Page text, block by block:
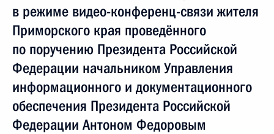
в режиме видео-конференц-связи жителя
Приморского края проведённого
по поручению Президента Российской
Федерации начальником Управления
информационного и документационного
обеспечения Президента Российской
Федерации Антоном Федоровым